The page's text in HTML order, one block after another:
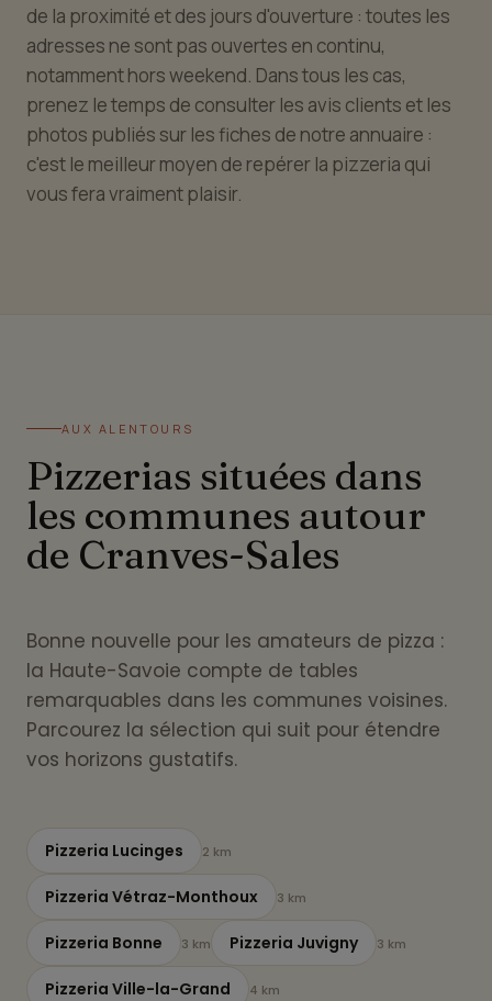
de la proximité et des jours d'ouverture : toutes les
adresses ne sont pas ouvertes en continu,
notamment hors weekend. Dans tous les cas,
prenez le temps de consulter les avis clients et les
photos publiés sur les fiches de notre annuaire :
c'est le meilleur moyen de repérer la pizzeria qui
vous fera vraiment plaisir.
AUX ALENTOURS
Pizzerias situées dans
les communes autour
de Cranves-Sales
Bonne nouvelle pour les amateurs de pizza :
la Haute-Savoie compte de tables
remarquables dans les communes voisines.
Parcourez la sélection qui suit pour étendre
vos horizons gustatifs.
Pizzeria Lucinges 2 km
Pizzeria Vétraz-Monthoux 3 km
Pizzeria Bonne 3 km Pizzeria Juvigny 3 km
Pizzeria Ville-la-Grand 4 km